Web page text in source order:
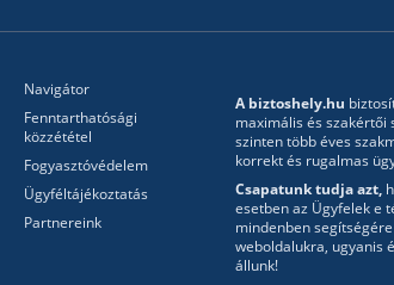
Navigátor
Fenntarthatósági
közzététel
Fogyasztóvédelem
Ügyféltájékoztatás
Partnereink
A biztoshely.hu
maximális és szakértői
szinten több éves
korrekt és rugalmas
Csapatunk tudja azt,
esetben az Ügyfelek e
mindenben
weboldalukra, ugyanis
állunk!